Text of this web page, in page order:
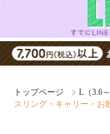
トップページ
L（3.6
スリング・キャリー・お